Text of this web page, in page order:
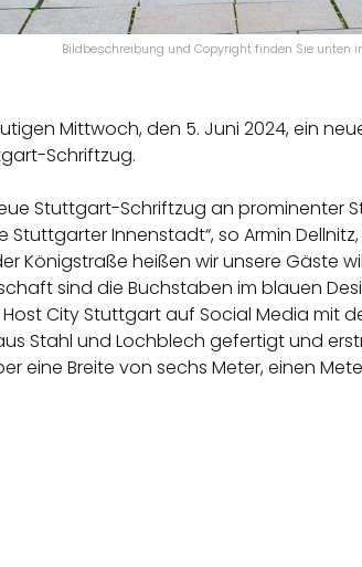
Bildbeschreibung und Copyright finden Sie unten
Mittwoch, den 5. Juni 2024, ein
Schriftzug.
neue Stuttgart-Schriftzug an
Innenstadt“, so Armin
Königstraße heißen wir unsere Gäste
sind die Buchstaben im blauen
City Stuttgart auf Social Media mit
Stahl und Lochblech gefertigt und
eine Breite von sechs Meter, einen